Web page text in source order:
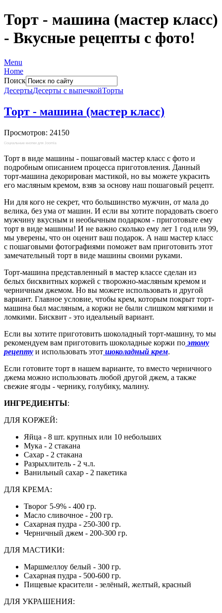
Торт - машина (мастер класс)
- Вкусные рецепты с фото!
Menu
Home
Поиск
ДесертыДесерты с выпечкойТорты
Торт - машина (мастер класс)
Просмотров: 24150
Социальные кнопки для Joomla
Торт в виде машины - пошаговый мастер класс с фото и
подробным описанием процесса приготовления. Данный
торт-машина декорирован мастикой, но вы можете украсить
его масляным кремом, взяв за основу наш пошаговый рецепт.
Ни для кого не секрет, что большинство мужчин, от мала до
велика, без ума от машин. И если вы хотите порадовать своего
мужчину вкусным и необычным подарком - приготовьте ему
торт в виде машины! И не важно сколько ему лет 1 год или 99,
мы уверены, что он оценит ваш подарок. А наш мастер класс
с пошаговыми фотографиями поможет вам приготовить этот
замечательный торт в виде машины своими руками.
Торт-машина представленный в мастер классе сделан из
белых бисквитных коржей с творожно-масляным кремом и
черничным джемом. Но вы можете использовать и другой
вариант. Главное условие, чтобы крем, которым покрыт торт-
машина был масляным, а коржи не были слишком мягкими и
ломкими. Бисквит - это идеальный вариант.
Если вы хотите приготовить шоколадный торт-машину, то мы
рекомендуем вам приготовить шоколадные коржи поэтому
рецепту и использовать этот шоколадный крем.
Если готовите торт в нашем варианте, то вместо черничного
джема можно использовать любой другой джем, а также
свежие ягоды - чернику, голубику, малину.
ИНГРЕДИЕНТЫ:
ДЛЯ КОРЖЕЙ:
Яйца - 8 шт. крупных или 10 небольших
Мука - 2 стакана
Сахар - 2 стакана
Разрыхлитель - 2 ч.л.
Ванильный сахар - 2 пакетика
ДЛЯ КРЕМА:
Творог 5-9% - 400 гр.
Масло сливочное - 200 гр.
Сахарная пудра - 250-300 гр.
Черничный джем - 200-300 гр.
ДЛЯ МАСТИКИ:
Маршмеллоу белый - 300 гр.
Сахарная пудра - 500-600 гр.
Пищевые красители - зелёный, желтый, красный
ДЛЯ УКРАШЕНИЯ: